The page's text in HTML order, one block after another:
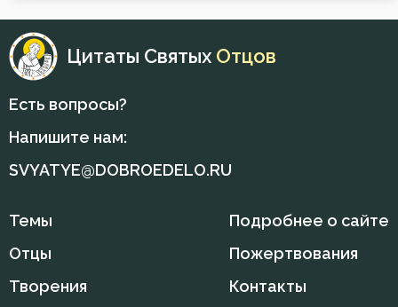
Наказание
Общение
Оскорбление
Отчаяние
Цитаты Святых Отцов
Есть вопросы?
Напишите нам:
SVYATYE@DOBROEDELO.RU
Темы
Отцы
Творения
Подробнее о сайте
Пожертвования
Контакты